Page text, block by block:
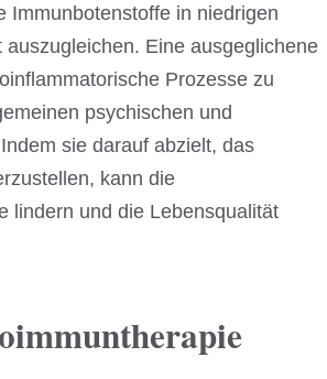
Immunbotenstoffe in niedrigen
Eine ausgeglichene
Prozesse zu
psychischen und
sie darauf abzielt, das
kann die
lindern und die Lebensqualität